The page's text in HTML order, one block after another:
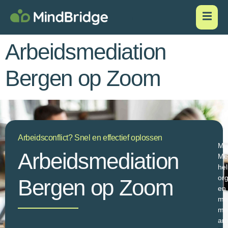
Arbeidsmediation
Bergen op Zoom
Arbeidsconflict? Snel en effectief oplossen
Arbeidsmediation
Bergen op Zoom
en